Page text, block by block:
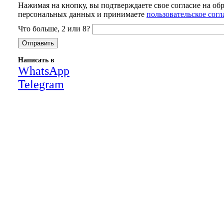
Нажимая на кнопку, вы подтверждаете свое согласие на
персональных данных и принимаете пользовательское
Что больше, 2 или 8?
Написать в
WhatsApp
Telegram